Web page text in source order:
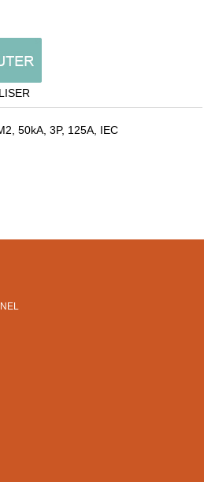
50kA, 3P, 125A, IEC